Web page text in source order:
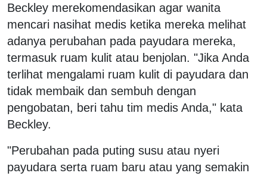
Beckley merekomendasikan agar wanita
mencari nasihat medis ketika mereka melihat
adanya perubahan pada payudara mereka,
termasuk ruam kulit atau benjolan. "Jika Anda
terlihat mengalami ruam kulit di payudara dan
tidak membaik dan sembuh dengan
pengobatan, beri tahu tim medis Anda," kata
Beckley.
"Perubahan pada puting susu atau nyeri
payudara serta ruam baru atau yang semakin